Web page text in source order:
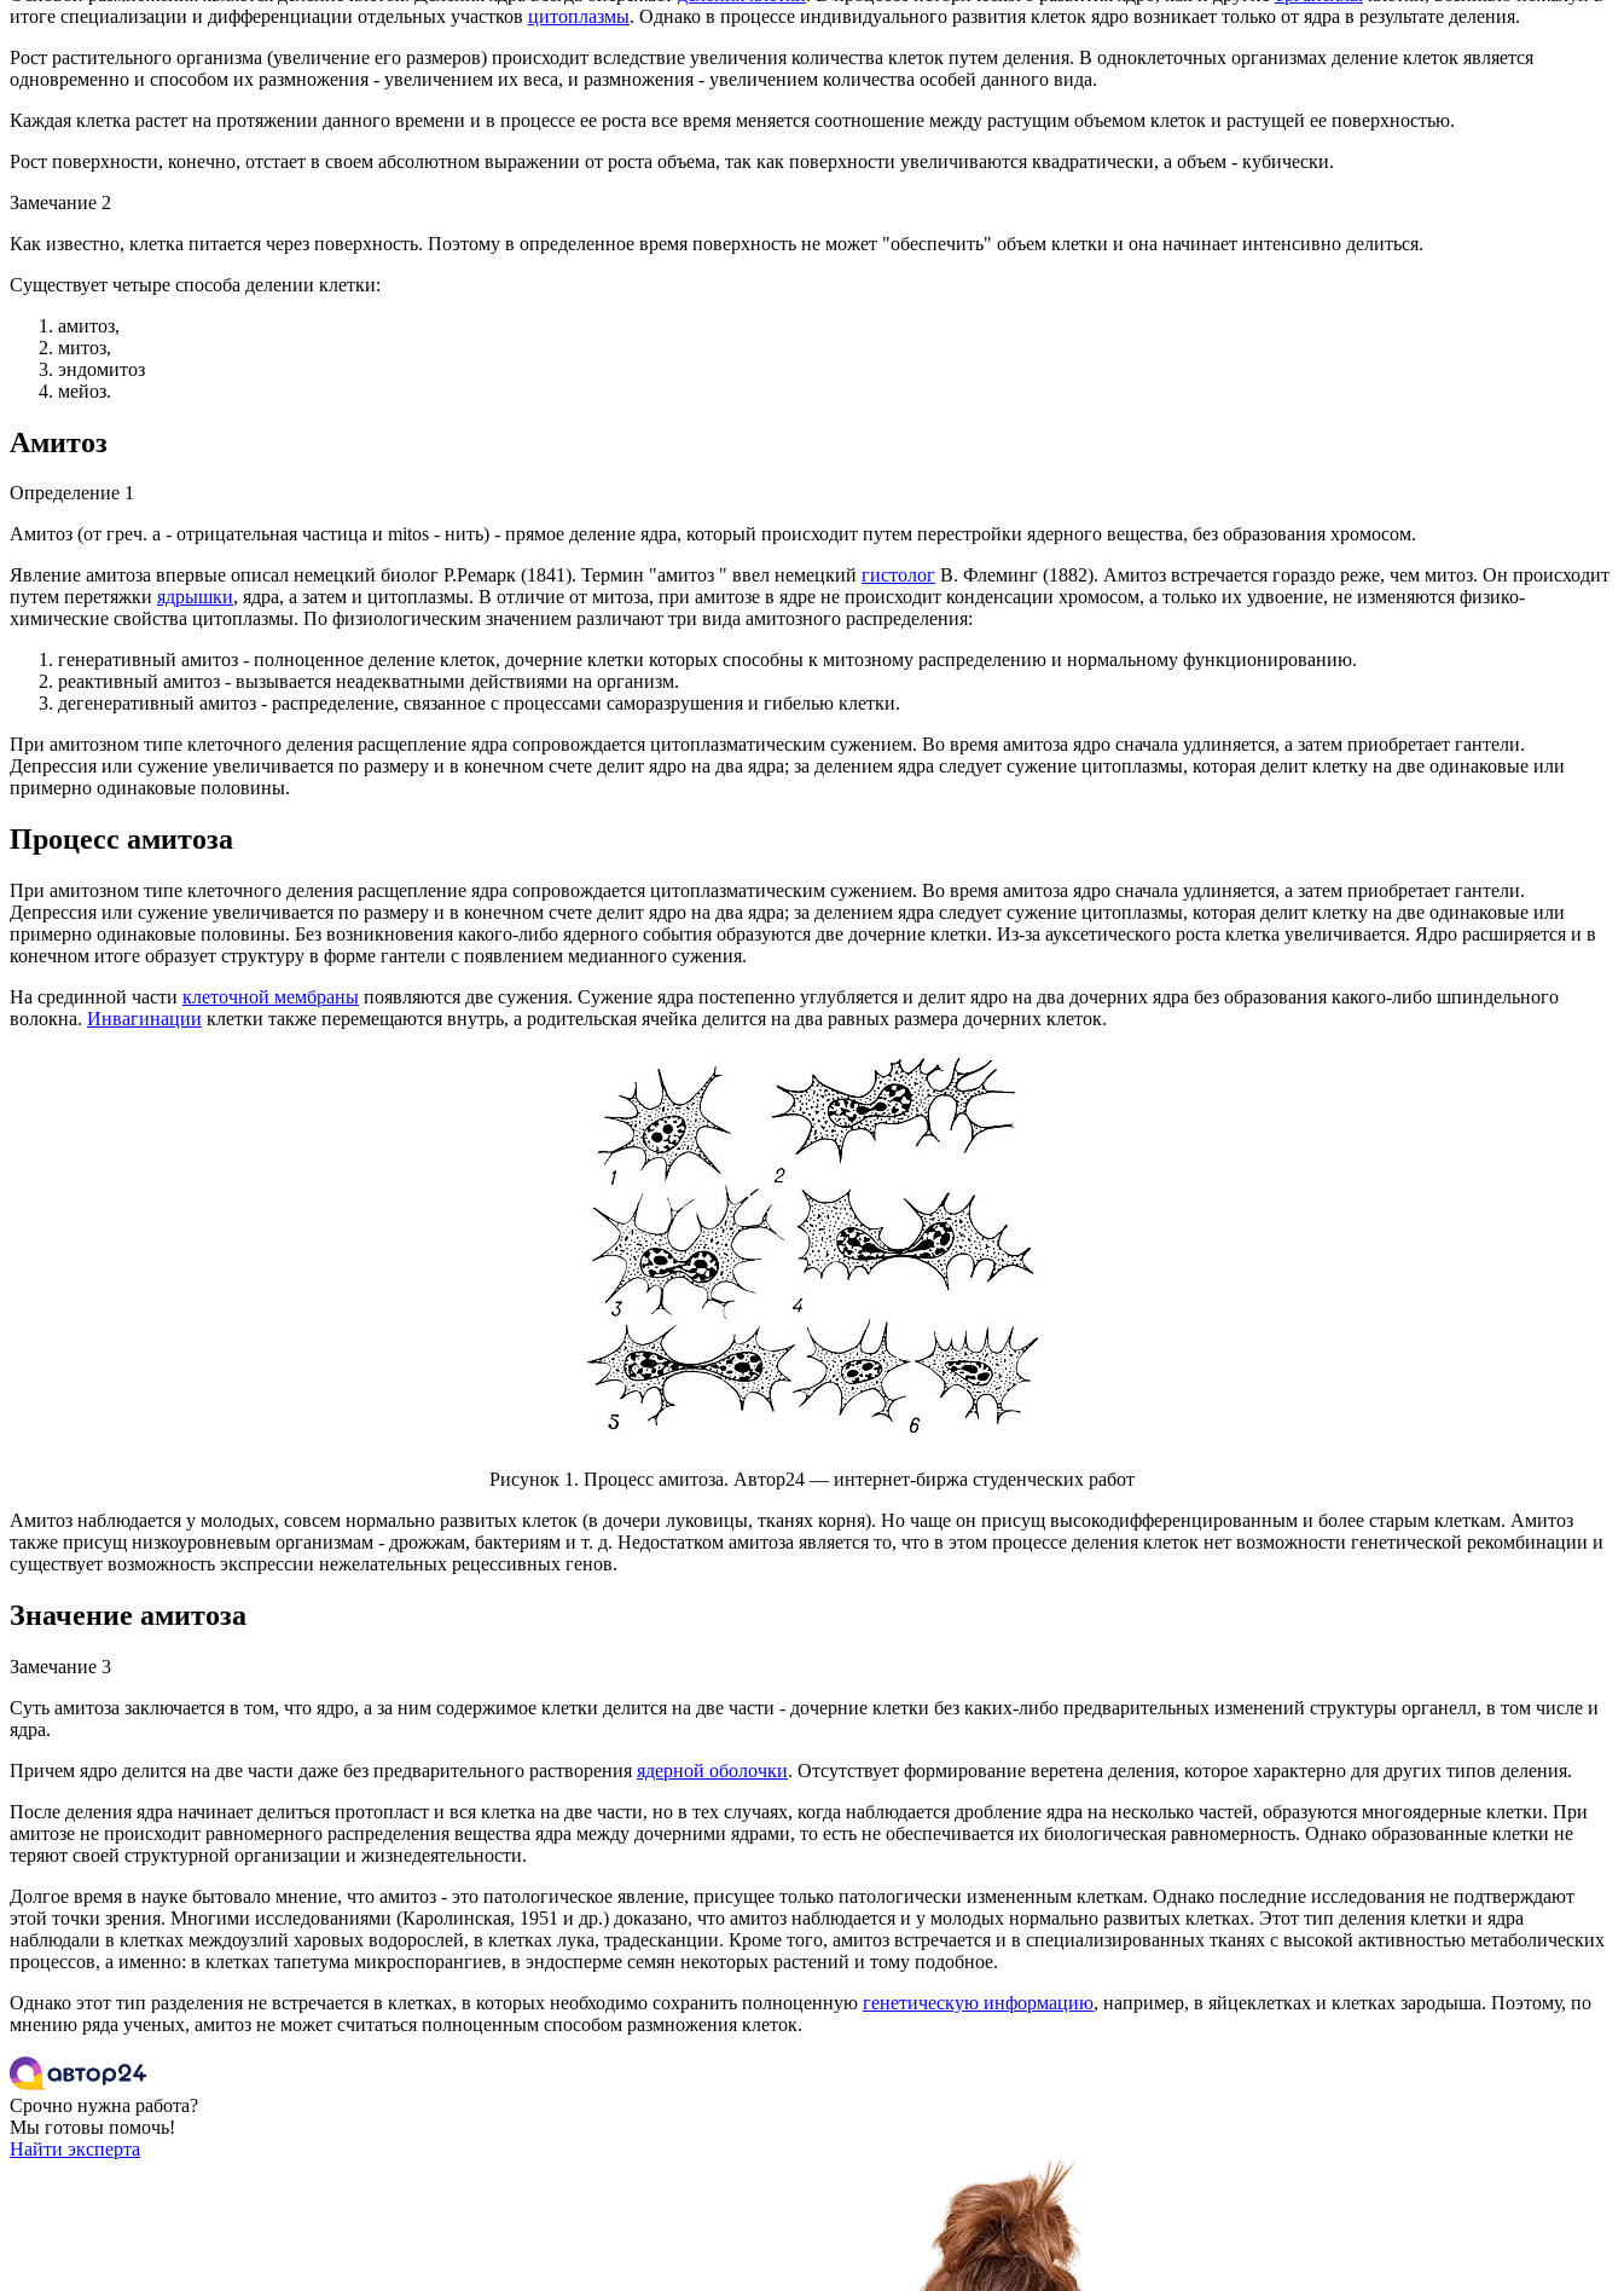
итоге специализации и дифференциации отдельных участков цитоплазмы. Однако в процессе индивидуального развития клеток ядро возникает только от ядра в результате деления.
Рост растительного организма (увеличение его размеров) происходит вследствие увеличения количества клеток путем деления. В одноклеточных организмах деление клеток является
одновременно и способом их размножения - увеличением их веса, и размножения - увеличением количества особей данного вида.
Каждая клетка растет на протяжении данного времени и в процессе ее роста все время меняется соотношение между растущим объемом клеток и растущей ее поверхностью.
Рост поверхности, конечно, отстает в своем абсолютном выражении от роста объема, так как поверхности увеличиваются квадратически, а объем - кубически.
Замечание 2
Как известно, клетка питается через поверхность. Поэтому в определенное время поверхность не может "обеспечить" объем клетки и она начинает интенсивно делиться.
Существует четыре способа делении клетки:
амитоз,
митоз,
эндомитоз
мейоз.
Амитоз
Определение 1
Амитоз (от греч. а - отрицательная частица и mitos - нить) - прямое деление ядра, который происходит путем перестройки ядерного вещества, без образования хромосом.
Явление амитоза впервые описал немецкий биолог Р.Ремарк (1841). Термин "амитоз " ввел немецкий гистолог В. Флеминг (1882). Амитоз встречается гораздо реже, чем митоз. Он происходит
путем перетяжки ядрышки, ядра, а затем и цитоплазмы. В отличие от митоза, при амитозе в ядре не происходит конденсации хромосом, а только их удвоение, не изменяются физико-
химические свойства цитоплазмы. По физиологическим значением различают три вида амитозного распределения:
генеративный амитоз - полноценное деление клеток, дочерние клетки которых способны к митозному распределению и нормальному функционированию.
реактивный амитоз - вызывается неадекватными действиями на организм.
дегенеративный амитоз - распределение, связанное с процессами саморазрушения и гибелью клетки.
При амитозном типе клеточного деления расщепление ядра сопровождается цитоплазматическим сужением. Во время амитоза ядро сначала удлиняется, а затем приобретает гантели.
Депрессия или сужение увеличивается по размеру и в конечном счете делит ядро на два ядра; за делением ядра следует сужение цитоплазмы, которая делит клетку на две одинаковые или
примерно одинаковые половины.
Процесс амитоза
При амитозном типе клеточного деления расщепление ядра сопровождается цитоплазматическим сужением. Во время амитоза ядро сначала удлиняется, а затем приобретает гантели.
Депрессия или сужение увеличивается по размеру и в конечном счете делит ядро на два ядра; за делением ядра следует сужение цитоплазмы, которая делит клетку на две одинаковые или
примерно одинаковые половины. Без возникновения какого-либо ядерного события образуются две дочерние клетки. Из-за ауксетического роста клетка увеличивается. Ядро расширяется и в
конечном итоге образует структуру в форме гантели с появлением медианного сужения.
На срединной части клеточной мембраны появляются две сужения. Сужение ядра постепенно углубляется и делит ядро на два дочерних ядра без образования какого-либо шпиндельного
волокна. Инвагинации клетки также перемещаются внутрь, а родительская ячейка делится на два равных размера дочерних клеток.
Рисунок 1. Процесс амитоза. Автор24 — интернет-биржа студенческих работ
Амитоз наблюдается у молодых, совсем нормально развитых клеток (в дочери луковицы, тканях корня). Но чаще он присущ высокодифференцированным и более старым клеткам. Амитоз
также присущ низкоуровневым организмам - дрожжам, бактериям и т. д. Недостатком амитоза является то, что в этом процессе деления клеток нет возможности генетической рекомбинации и
существует возможность экспрессии нежелательных рецессивных генов.
Значение амитоза
Замечание 3
Суть амитоза заключается в том, что ядро, а за ним содержимое клетки делится на две части - дочерние клетки без каких-либо предварительных изменений структуры органелл, в том числе и
ядра.
Причем ядро делится на две части даже без предварительного растворения ядерной оболочки. Отсутствует формирование веретена деления, которое характерно для других типов деления.
После деления ядра начинает делиться протопласт и вся клетка на две части, но в тех случаях, когда наблюдается дробление ядра на несколько частей, образуются многоядерные клетки. При
амитозе не происходит равномерного распределения вещества ядра между дочерними ядрами, то есть не обеспечивается их биологическая равномерность. Однако образованные клетки не
теряют своей структурной организации и жизнедеятельности.
Долгое время в науке бытовало мнение, что амитоз - это патологическое явление, присущее только патологически измененным клеткам. Однако последние исследования не подтверждают
этой точки зрения. Многими исследованиями (Каролинская, 1951 и др.) доказано, что амитоз наблюдается и у молодых нормально развитых клетках. Этот тип деления клетки и ядра
наблюдали в клетках междоузлий харовых водорослей, в клетках лука, традесканции. Кроме того, амитоз встречается и в специализированных тканях с высокой активностью метаболических
процессов, а именно: в клетках тапетума микроспорангиев, в эндосперме семян некоторых растений и тому подобное.
Однако этот тип разделения не встречается в клетках, в которых необходимо сохранить полноценную генетическую информацию, например, в яйцеклетках и клетках зародыша. Поэтому, по
мнению ряда ученых, амитоз не может считаться полноценным способом размножения клеток.
Срочно нужна работа?
Мы готовы помочь!
Найти эксперта